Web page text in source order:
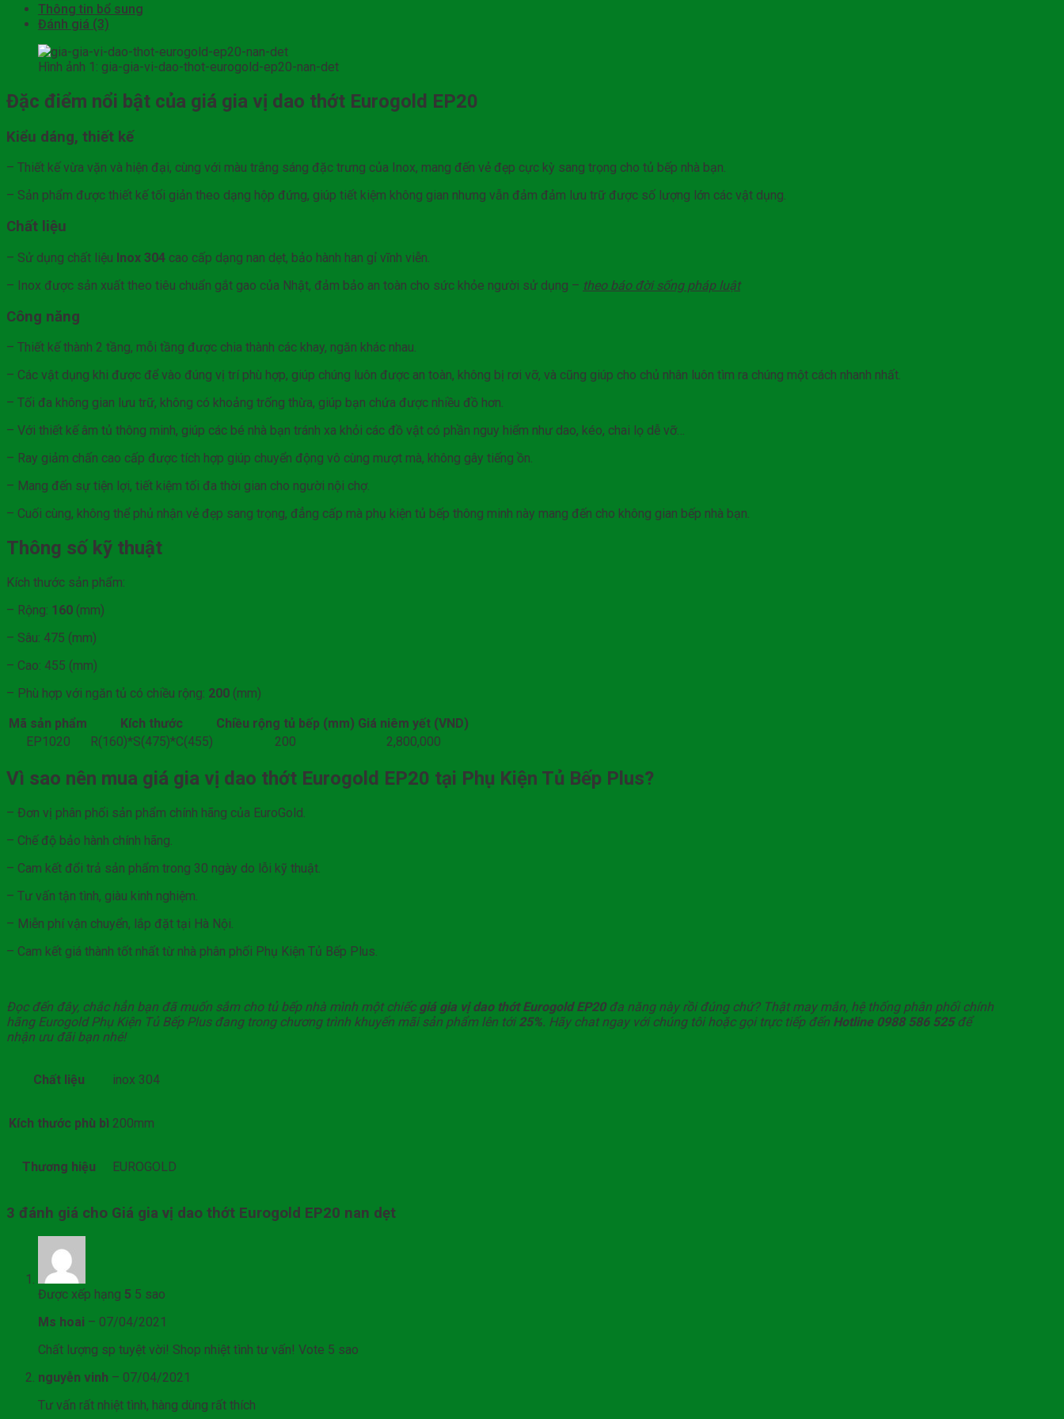
Thông tin bổ sung
Đánh giá (3)
Hình ảnh 1: gia-gia-vi-dao-thot-eurogold-ep20-nan-det
Đặc điểm nổi bật của giá gia vị dao thớt Eurogold EP20
Kiểu dáng, thiết kế
– Thiết kế vừa vặn và hiện đại, cùng với màu trắng sáng đặc trưng của Inox, mang đến vẻ đẹp cực kỳ sang trọng cho tủ bếp nhà bạn.
– Sản phẩm được thiết kế tối giản theo dạng hộp đứng, giúp tiết kiệm không gian nhưng vẫn đảm đảm lưu trữ được số lượng lớn các vật dụng.
Chất liệu
– Sử dụng chất liệu Inox 304 cao cấp dạng nan dẹt, bảo hành han gỉ vĩnh viễn.
– Inox được sản xuất theo tiêu chuẩn gắt gao của Nhật, đảm bảo an toàn cho sức khỏe người sử dụng – theo báo đời sống pháp luật
Công năng
– Thiết kế thành 2 tầng, mỗi tầng được chia thành các khay, ngăn khác nhau.
– Các vật dụng khi được để vào đúng vị trí phù hợp, giúp chúng luôn được an toàn, không bị rơi vỡ, và cũng giúp cho chủ nhân luôn tìm ra chúng một cách nhanh nhất.
– Tối đa không gian lưu trữ, không có khoảng trống thừa, giúp bạn chứa được nhiều đồ hơn.
– Với thiết kế âm tủ thông minh, giúp các bé nhà bạn tránh xa khỏi các đồ vật có phần nguy hiểm như dao, kéo, chai lọ dễ vỡ…
– Ray giảm chấn cao cấp được tích hợp giúp chuyển động vô cùng mượt mà, không gây tiếng ồn.
– Mang đến sự tiện lợi, tiết kiệm tối đa thời gian cho người nội chợ.
– Cuối cùng, không thể phủ nhận vẻ đẹp sang trọng, đẳng cấp mà phụ kiện tủ bếp thông minh này mang đến cho không gian bếp nhà bạn.
Thông số kỹ thuật
Kích thước sản phẩm:
– Rộng: 160 (mm)
– Sâu: 475 (mm)
– Cao: 455 (mm)
– Phù hợp với ngăn tủ có chiều rộng: 200 (mm)
Mã sản phẩm
Kích thước Chiều rộng tủ bếp (mm) Giá niêm yết (VND)
EP1020
R(160)*S(475)*C(455) 200 2,800,000
Vì sao nên mua giá gia vị dao thớt Eurogold EP20 tại Phụ Kiện Tủ Bếp Plus?
– Đơn vị phân phối sản phẩm chính hãng của EuroGold.
– Chế độ bảo hành chính hãng.
– Cam kết đổi trả sản phẩm trong 30 ngày do lỗi kỹ thuật.
– Tư vấn tận tình, giàu kinh nghiệm.
– Miễn phí vận chuyển, lắp đặt tại Hà Nội.
– Cam kết giá thành tốt nhất từ nhà phân phối Phụ Kiện Tủ Bếp Plus.
Đọc đến đây, chắc hẳn bạn đã muốn sắm cho tủ bếp nhà mình một chiếc giá gia vị dao thớt Eurogold EP20đa năng này rồi đúng chứ? Thật may mắn, hệ thống phân phối chính
hãng Eurogold Phụ Kiện Tủ Bếp Plus đang trong chương trình khuyến mãi sản phẩm lên tới25%. Hãy chat ngay với chúng tôi hoặc gọi trực tiếp đến Hotline 0988 586 525để
nhận ưu đãi bạn nhé!
Chất liệu inox 304
Kích thước phù bì 200mm
Thương hiệu EUROGOLD
3 đánh giá cho Giá gia vị dao thớt Eurogold EP20 nan dẹt
Được xếp hạng 5 5 sao
Ms hoai – 07/04/2021
Chất lượng sp tuyệt vời! Shop nhiệt tình tư vấn! Vote 5 sao
nguyễn vinh – 07/04/2021
Tư vấn rất nhiệt tình, hàng dùng rất thích